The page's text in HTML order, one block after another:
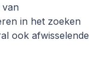
in het zoeken
ook afwisselende